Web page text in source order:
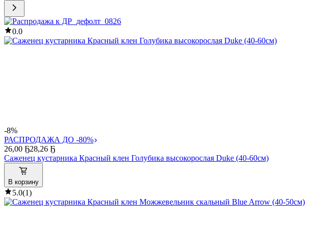
0.0
-8%
РАСПРОДАЖА ДО -80%
26,00 Ҕ28,26 Ҕ
Саженец кустарника Красный клен Голубика высокорослая Duke (40-60см)
В корзину
5.0(1)